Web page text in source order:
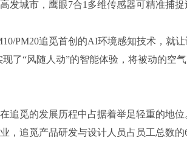
发城市，鹰眼7合1多维传感器可精准捕捉
PM20追觅首创的AI环境感知技术，就让
了“风随人动”的智能体验，将被动的空
觅的发展历程中占据着举足轻重的地位
，追觅产品研发与设计人员占员工总数的